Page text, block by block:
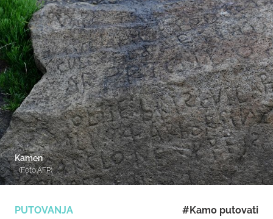
PUTOVANJA #Kamo putovati
Kamen
(Foto:AFP)